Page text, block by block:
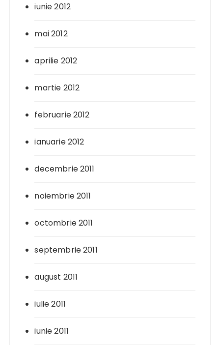
iunie 2012
mai 2012
aprilie 2012
martie 2012
februarie 2012
ianuarie 2012
decembrie 2011
noiembrie 2011
octombrie 2011
septembrie 2011
august 2011
iulie 2011
iunie 2011